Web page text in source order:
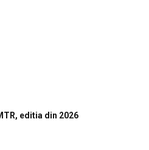
editia din 2026